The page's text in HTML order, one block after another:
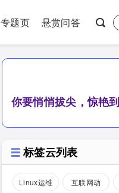
专题页 悬赏问答
你要悄悄拔尖，惊艳到
标签云列表
Linux运维
互联网动